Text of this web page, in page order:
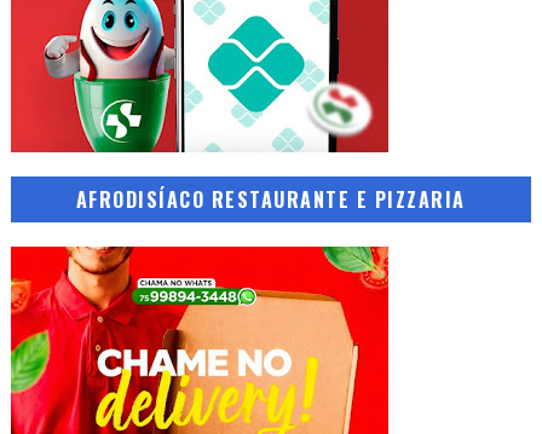
AFRODISÍACO RESTAURANTE E PIZZARIA